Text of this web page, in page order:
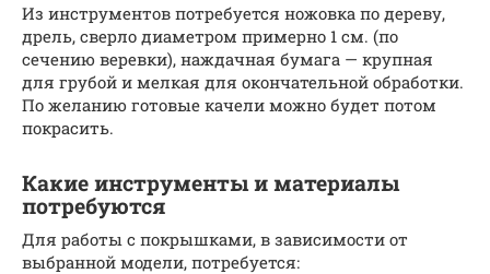
Из инструментов потребуется ножовка по дереву,
дрель, сверло диаметром примерно 1 см. (по
сечению веревки), наждачная бумага — крупная
для грубой и мелкая для окончательной обработки.
По желанию готовые качели можно будет потом
покрасить.
Какие инструменты и материалы
потребуются
Для работы с покрышками, в зависимости от
выбранной модели, потребуется: